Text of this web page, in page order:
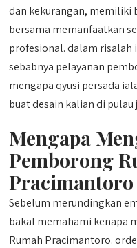
dan kekurangan, memiliki
bersama memanfaatkan
profesional. dalam risalah
sebabnya pelayanan
mengapa qyusi persada
buat desain kalian di pulau
Mengapa
Pemborong
Pracimantoro
Sebelum merundingkan
bakal memahami kenapa
Rumah Pracimantoro.